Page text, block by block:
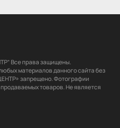
Все права защищены.
материалов данного сайта без
запрещено. Фотографии
товаров. Не является